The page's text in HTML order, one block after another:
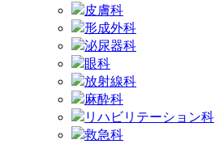
皮膚科
形成外科
泌尿器科
眼科
放射線科
麻酔科
リハビリテーション科
救急科